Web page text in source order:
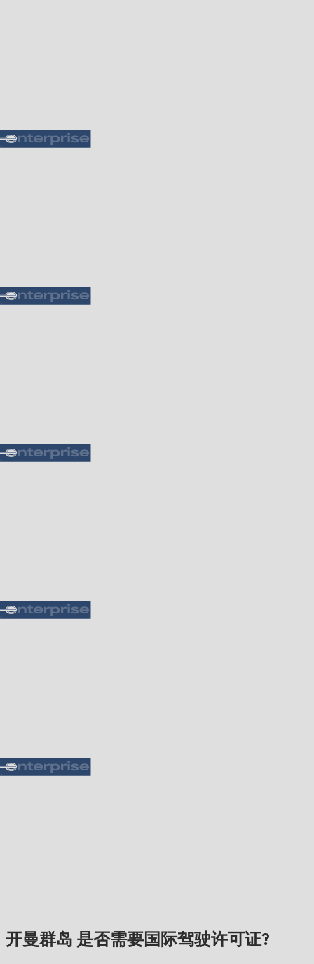
开曼群岛 是否需要国际驾驶许可证?